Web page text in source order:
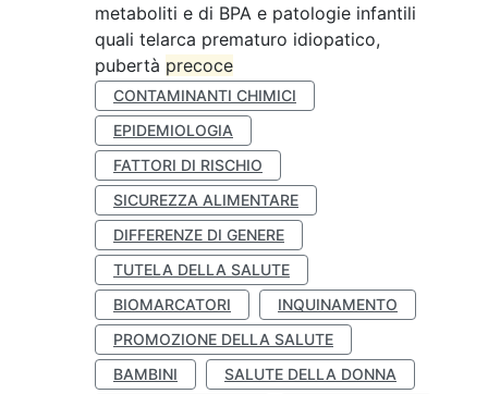
metaboliti e di BPA e patologie infantili
quali telarca prematuro idiopatico,
pubertà precoce
CONTAMINANTI CHIMICI
EPIDEMIOLOGIA
FATTORI DI RISCHIO
SICUREZZA ALIMENTARE
DIFFERENZE DI GENERE
TUTELA DELLA SALUTE
BIOMARCATORI
INQUINAMENTO
PROMOZIONE DELLA SALUTE
BAMBINI
SALUTE DELLA DONNA